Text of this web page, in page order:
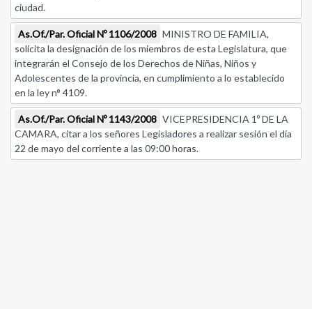
ciudad.
As.Of./Par. Oficial Nº 1106/2008 MINISTRO DE FAMILIA,
solicita la designación de los miembros de esta Legislatura, que
integrarán el Consejo de los Derechos de Niñas, Niños y
Adolescentes de la provincia, en cumplimiento a lo establecido
en la ley n° 4109.
As.Of./Par. Oficial Nº 1143/2008 VICEPRESIDENCIA 1º DE LA
CAMARA, citar a los señores Legisladores a realizar sesión el día
22 de mayo del corriente a las 09:00 horas.